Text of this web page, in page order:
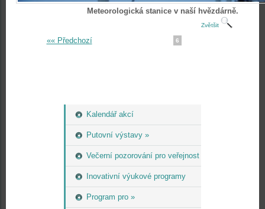
Kalendář akcí
Putovní výstavy »
Večerní pozorování pro veřejnost
Inovativní výukové programy
Program pro »
Meteorologická stanice v naší hvězdárně.
Zvětšit
«« Předchozí 6